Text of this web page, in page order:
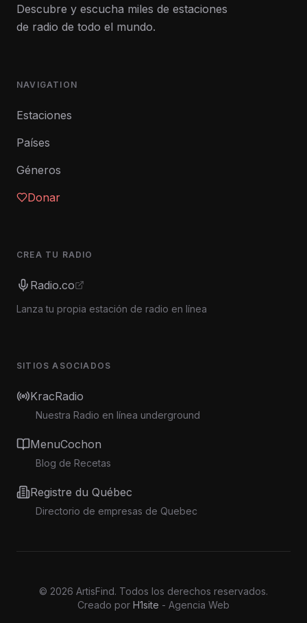
Descubre y escucha miles de estaciones
de radio de todo el mundo.
NAVIGATION
Estaciones
Países
Géneros
Donar
CREA TU RADIO
Radio.co
Lanza tu propia estación de radio en línea
SITIOS ASOCIADOS
KracRadio
Nuestra Radio en línea underground
MenuCochon
Blog de Recetas
Registre du Québec
Directorio de empresas de Quebec
© 2026 ArtisFind. Todos los derechos reservados.
Creado por H1site - Agencia Web